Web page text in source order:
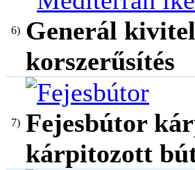
6) Generál
korszerűsítés
7) Fejesbútor
kárpitozott